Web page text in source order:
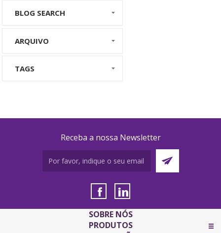
BLOG SEARCH
ARQUIVO
TAGS
Receba a nossa Newsletter
SOBRE NÓS
PRODUTOS